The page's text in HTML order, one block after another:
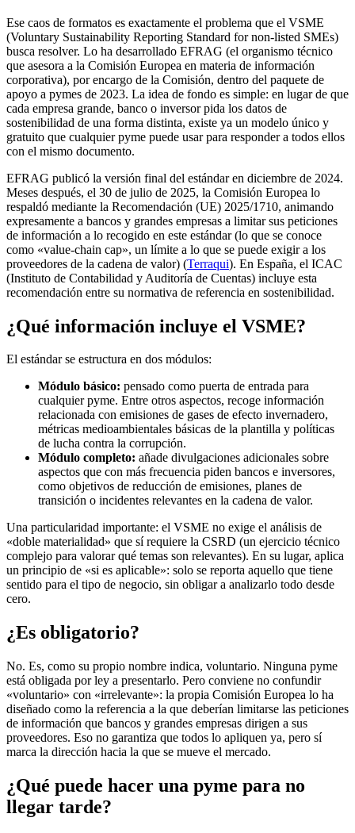
Ese caos de formatos es exactamente el problema que el VSME
(Voluntary Sustainability Reporting Standard for non-listed SMEs)
busca resolver. Lo ha desarrollado EFRAG (el organismo técnico
que asesora a la Comisión Europea en materia de información
corporativa), por encargo de la Comisión, dentro del paquete de
apoyo a pymes de 2023. La idea de fondo es simple: en lugar de que
cada empresa grande, banco o inversor pida los datos de
sostenibilidad de una forma distinta, existe ya un modelo único y
gratuito que cualquier pyme puede usar para responder a todos ellos
con el mismo documento.
EFRAG publicó la versión final del estándar en diciembre de 2024.
Meses después, el 30 de julio de 2025, la Comisión Europea lo
respaldó mediante la Recomendación (UE) 2025/1710, animando
expresamente a bancos y grandes empresas a limitar sus peticiones
de información a lo recogido en este estándar (lo que se conoce
como «value-chain cap», un límite a lo que se puede exigir a los
proveedores de la cadena de valor) (Terraqui). En España, el ICAC
(Instituto de Contabilidad y Auditoría de Cuentas) incluye esta
recomendación entre su normativa de referencia en sostenibilidad.
¿Qué información incluye el VSME?
El estándar se estructura en dos módulos:
Módulo básico: pensado como puerta de entrada para
cualquier pyme. Entre otros aspectos, recoge información
relacionada con emisiones de gases de efecto invernadero,
métricas medioambientales básicas de la plantilla y políticas
de lucha contra la corrupción.
Módulo completo: añade divulgaciones adicionales sobre
aspectos que con más frecuencia piden bancos e inversores,
como objetivos de reducción de emisiones, planes de
transición o incidentes relevantes en la cadena de valor.
Una particularidad importante: el VSME no exige el análisis de
«doble materialidad» que sí requiere la CSRD (un ejercicio técnico
complejo para valorar qué temas son relevantes). En su lugar, aplica
un principio de «si es aplicable»: solo se reporta aquello que tiene
sentido para el tipo de negocio, sin obligar a analizarlo todo desde
cero.
¿Es obligatorio?
No. Es, como su propio nombre indica, voluntario. Ninguna pyme
está obligada por ley a presentarlo. Pero conviene no confundir
«voluntario» con «irrelevante»: la propia Comisión Europea lo ha
diseñado como la referencia a la que deberían limitarse las peticiones
de información que bancos y grandes empresas dirigen a sus
proveedores. Eso no garantiza que todos lo apliquen ya, pero sí
marca la dirección hacia la que se mueve el mercado.
¿Qué puede hacer una pyme para no
llegar tarde?